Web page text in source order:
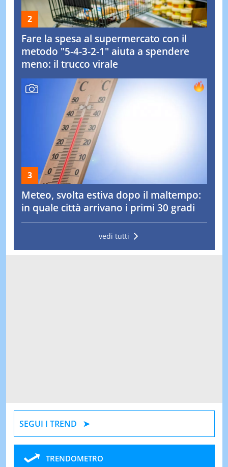
Fare la spesa al supermercato con il
metodo "5-4-3-2-1" aiuta a spendere
meno: il trucco virale
Meteo, svolta estiva dopo il maltempo:
in quale città arrivano i primi 30 gradi
vedi tutti
SEGUI I TREND
TRENDOMETRO